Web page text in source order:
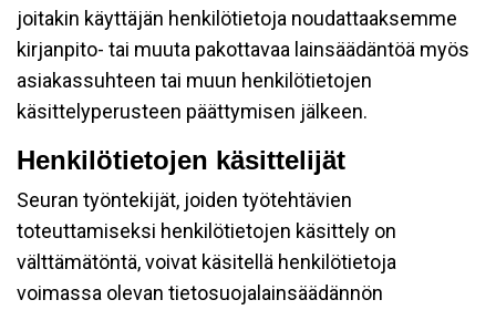
joitakin käyttäjän henkilötietoja noudattaaksemme
kirjanpito- tai muuta pakottavaa lainsäädäntöä myös
asiakassuhteen tai muun henkilötietojen
käsittelyperusteen päättymisen jälkeen.
Henkilötietojen käsittelijät
Seuran työntekijät, joiden työtehtävien
toteuttamiseksi henkilötietojen käsittely on
välttämätöntä, voivat käsitellä henkilötietoja
voimassa olevan tietosuojalainsäädännön